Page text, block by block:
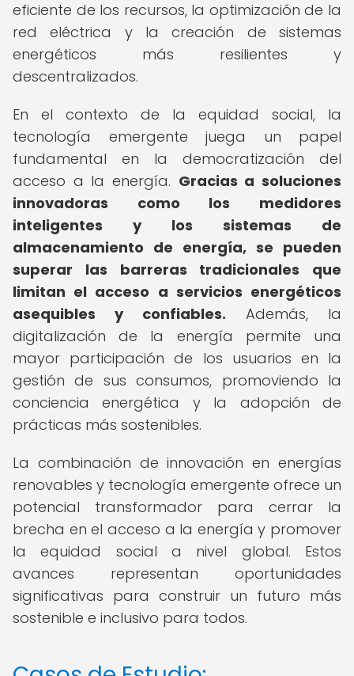
eficiente de los recursos, la optimización de la
red eléctrica y la creación de sistemas
energéticos más resilientes y
descentralizados.
En el contexto de la equidad social, la
tecnología emergente juega un papel
fundamental en la democratización del
acceso a la energía. Gracias a soluciones
innovadoras como los medidores
inteligentes y los sistemas de
almacenamiento de energía, se pueden
superar las barreras tradicionales que
limitan el acceso a servicios energéticos
asequibles y confiables. Además, la
digitalización de la energía permite una
mayor participación de los usuarios en la
gestión de sus consumos, promoviendo la
conciencia energética y la adopción de
prácticas más sostenibles.
La combinación de innovación en energías
renovables y tecnología emergente ofrece un
potencial transformador para cerrar la
brecha en el acceso a la energía y promover
la equidad social a nivel global. Estos
avances representan oportunidades
significativas para construir un futuro más
sostenible e inclusivo para todos.